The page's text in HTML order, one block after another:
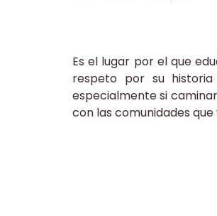
Es el lugar por el que
respeto por su
especialmente si
con las comunidades que